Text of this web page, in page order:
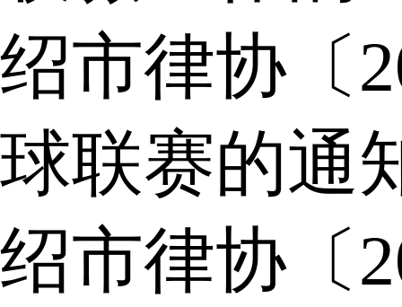
绍市律协〔
球联赛的通
绍市律协〔